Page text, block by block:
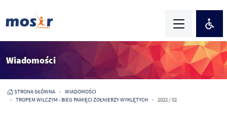
Wiadomości
STRONA GŁÓWNA
WIADOMOŚCI
TROPEM WILCZYM - BIEG PAMIĘCI ŻOŁNIERZY WYKLĘTYCH
2022 / 02